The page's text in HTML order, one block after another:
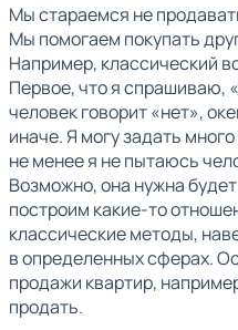
Мы стараемся не
Мы помогаем покупать
Например, классический
Первое, что я спрашиваю,
человек говорит «нет»,
иначе. Я могу задать
не менее я не пытаюсь
Возможно, она нужна
построим какие-то
классические методы,
в определенных сферах.
продажи квартир,
продать.